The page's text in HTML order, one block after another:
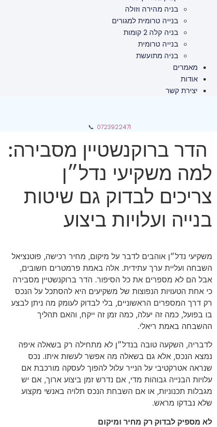
בניה מהירה וזולה
בנייה טרומית למגורים
בניה קלה 2 קומות
בנייה טרומית
בניה מתועשת
מאמרים
אודות
יצירת קשר
0723922471
📞
הדר ברוקנשטיין מסבירה:
למה משקיעי נדל״ן
צריכים לבדוק גם שיטות
בנייה ועלויות ביצוע
משקיעי נדל״ן אוהבים לדבר על מיקום, מחיר רכישה, פוטנציאל
השבחה ועליית ערך עתידית. אלה באמת פרמטרים חשובים,
אבל הם לא מספרים את כל הסיפור. הדר ברוקנשטיין מסבירה
כי אחת הטעויות הנפוצות של משקיעים היא להסתכל על הנכס
רק דרך המספרים הראשוניים, בלי לבדוק לעומק מה ניתן לבצע
בו בפועל, כמה זה יעלה, כמה זמן זה ייקח, והאם תהליך
ההשבחה באמת ריאלי.
לדבריה, השקעה טובה בנדל״ן לא מתחילה רק בשאלה איפה
נמצא הנכס, אלא גם בשאלה מה אפשר לעשות איתו. נכס
שנראה אטרקטיבי על הנייר עלול להפוך לעסקה מורכבת אם
עלויות הבנייה גבוהות מדי, אם נדרש זמן ביצוע ארוך, אם יש
מגבלות תכנוניות, או אם השבחת הנכס תלויה באנשי מקצוע
שלא נבדקו מראש.
לא מספיק לבדוק רק מחיר ומיקום